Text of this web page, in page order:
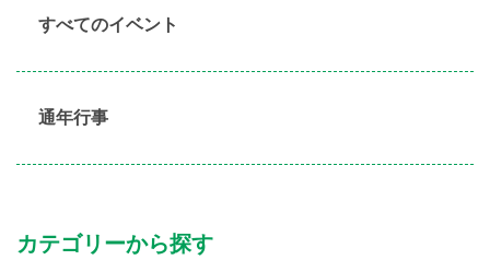
すべてのイベント
通年行事
カテゴリーから探す